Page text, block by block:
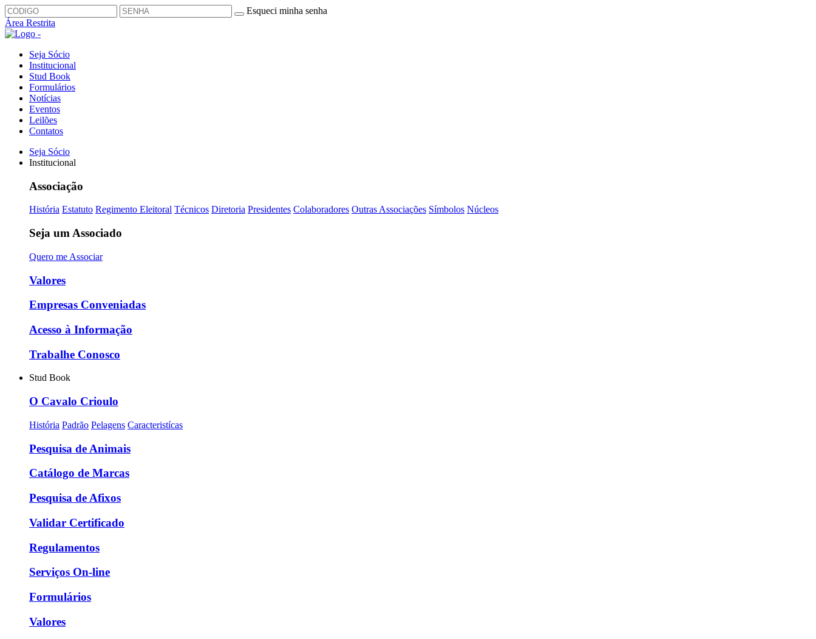
Esqueci minha senha
Área Restrita
Seja Sócio
Institucional
Stud Book
Formulários
Notícias
Eventos
Leilões
Contatos
Seja Sócio
Institucional
Associação
História Estatuto Regimento Eleitoral Técnicos Diretoria Presidentes Colaboradores Outras Associações Símbolos Núcleos
Seja um Associado
Quero me Associar
Valores
Empresas Conveniadas
Acesso à Informação
Trabalhe Conosco
Stud Book
O Cavalo Crioulo
História Padrão Pelagens Caracteristícas
Pesquisa de Animais
Catálogo de Marcas
Pesquisa de Afixos
Validar Certificado
Regulamentos
Serviços On-line
Formulários
Valores